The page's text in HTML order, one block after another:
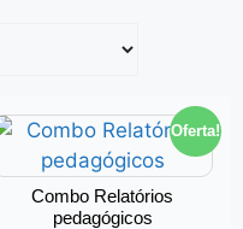
Oferta!
Combo Relatórios
pedagógicos